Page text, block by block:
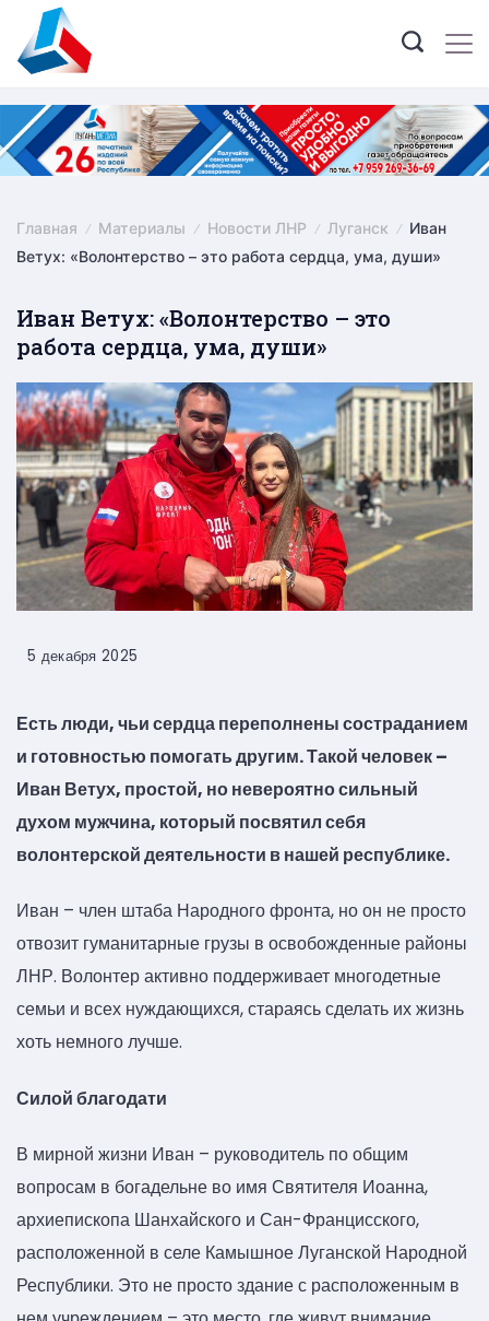
content
Главная Материалы Новости ЛНР Луганск
Иван
Ветух: «Волонтерство – это работа сердца, ума, души»
Иван Ветух: «Волонтерство – это
работа сердца, ума, души»
5 декабря 2025
Есть люди, чьи сердца переполнены состраданием
и готовностью помогать другим. Такой человек –
Иван Ветух, простой, но невероятно сильный
духом мужчина, который посвятил себя
волонтерской деятельности в нашей республике.
Иван – член штаба Народного фронта, но он не просто
отвозит гуманитарные грузы в освобожденные районы
ЛНР. Волонтер активно поддерживает многодетные
семьи и всех нуждающихся, стараясь сделать их жизнь
хоть немного лучше.
Силой благодати
В мирной жизни Иван – руководитель по общим
вопросам в богадельне во имя Святителя Иоанна,
архиепископа Шанхайского и Сан-Францисского,
расположенной в селе Камышное Луганской Народной
Республики. Это не просто здание с расположенным в